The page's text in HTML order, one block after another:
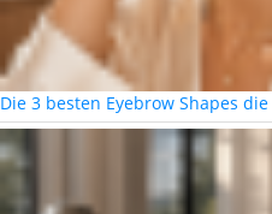
Die 3 besten Eyebrow Shapes